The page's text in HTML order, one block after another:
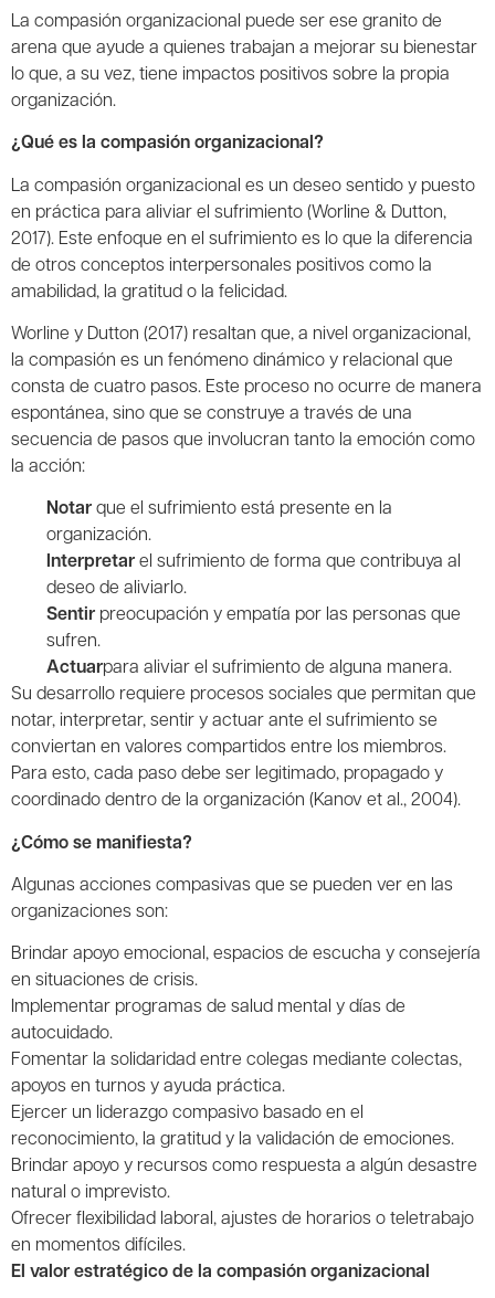
La compasión organizacional puede ser ese granito de
arena que ayude a quienes trabajan a mejorar su bienestar
lo que, a su vez, tiene impactos positivos sobre la propia
organización.
¿Qué es la compasión organizacional?
La compasión organizacional es un deseo sentido y puesto
en práctica para aliviar el sufrimiento (Worline & Dutton,
2017). Este enfoque en el sufrimiento es lo que la diferencia
de otros conceptos interpersonales positivos como la
amabilidad, la gratitud o la felicidad.
Worline y Dutton (2017) resaltan que, a nivel organizacional,
la compasión es un fenómeno dinámico y relacional que
consta de cuatro pasos. Este proceso no ocurre de manera
espontánea, sino que se construye a través de una
secuencia de pasos que involucran tanto la emoción como
la acción:
Notar que el sufrimiento está presente en la
organización.
Interpretar el sufrimiento de forma que contribuya al
deseo de aliviarlo.
Sentir preocupación y empatía por las personas que
sufren.
Actuarpara aliviar el sufrimiento de alguna manera.
Su desarrollo requiere procesos sociales que permitan que
notar, interpretar, sentir y actuar ante el sufrimiento se
conviertan en valores compartidos entre los miembros.
Para esto, cada paso debe ser legitimado, propagado y
coordinado dentro de la organización (Kanov et al., 2004).
¿Cómo se manifiesta?
Algunas acciones compasivas que se pueden ver en las
organizaciones son:
Brindar apoyo emocional, espacios de escucha y consejería
en situaciones de crisis.
Implementar programas de salud mental y días de
autocuidado.
Fomentar la solidaridad entre colegas mediante colectas,
apoyos en turnos y ayuda práctica.
Ejercer un liderazgo compasivo basado en el
reconocimiento, la gratitud y la validación de emociones.
Brindar apoyo y recursos como respuesta a algún desastre
natural o imprevisto.
Ofrecer flexibilidad laboral, ajustes de horarios o teletrabajo
en momentos difíciles.
El valor estratégico de la compasión organizacional